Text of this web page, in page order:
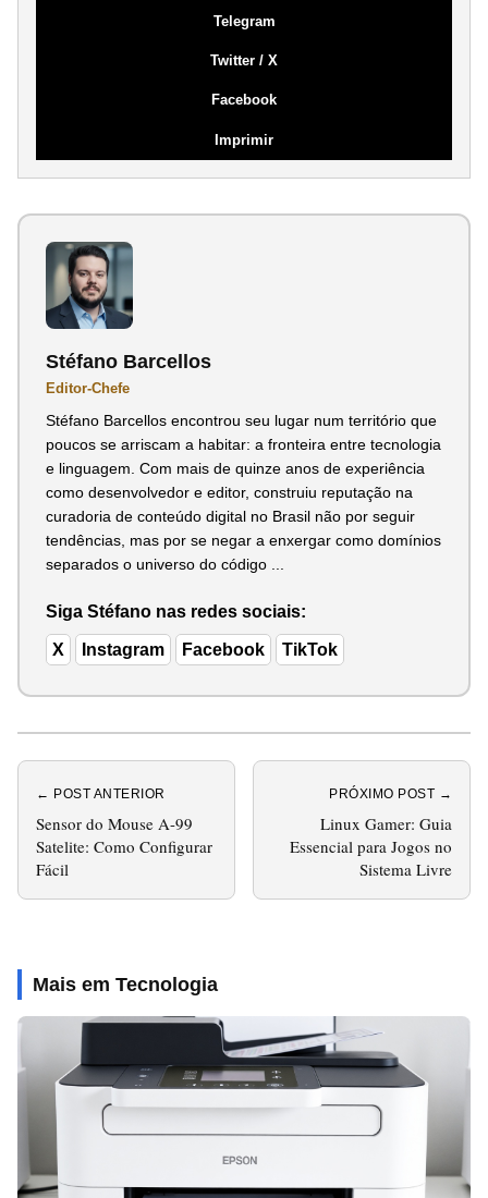
Telegram
Twitter / X
Facebook
Imprimir
Stéfano Barcellos
Editor-Chefe
Stéfano Barcellos encontrou seu lugar num território que
poucos se arriscam a habitar: a fronteira entre tecnologia
e linguagem. Com mais de quinze anos de experiência
como desenvolvedor e editor, construiu reputação na
curadoria de conteúdo digital no Brasil não por seguir
tendências, mas por se negar a enxergar como domínios
separados o universo do código ...
Siga Stéfano nas redes sociais:
X Instagram Facebook TikTok
← POST ANTERIOR
Sensor do Mouse A-99
Satelite: Como Configurar
Fácil
PRÓXIMO POST →
Linux Gamer: Guia
Essencial para Jogos no
Sistema Livre
Mais em Tecnologia